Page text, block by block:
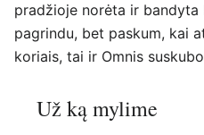
pradžioje norėta ir bandyta
pagrindu, bet paskum, kai
koriais, tai ir Omnis
Už ką mylime